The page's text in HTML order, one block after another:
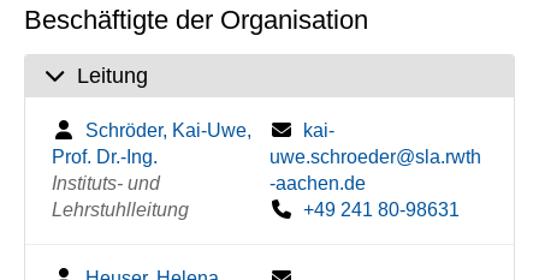
Beschäftigte der Organisation
Leitung
Schröder, Kai-Uwe,
Prof. Dr.-Ing.
Instituts- und
Lehrstuhlleitung
kai-
uwe.schroeder@sla.rwth
-aachen.de
+49 241 80-98631